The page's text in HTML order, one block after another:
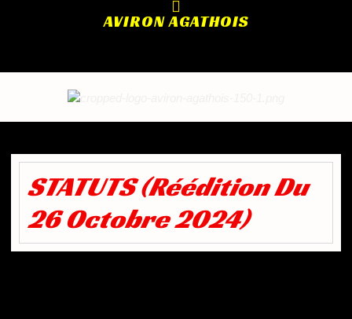
AVIRON AGATHOIS
STATUTS (réédition Du
26 Octobre 2024)